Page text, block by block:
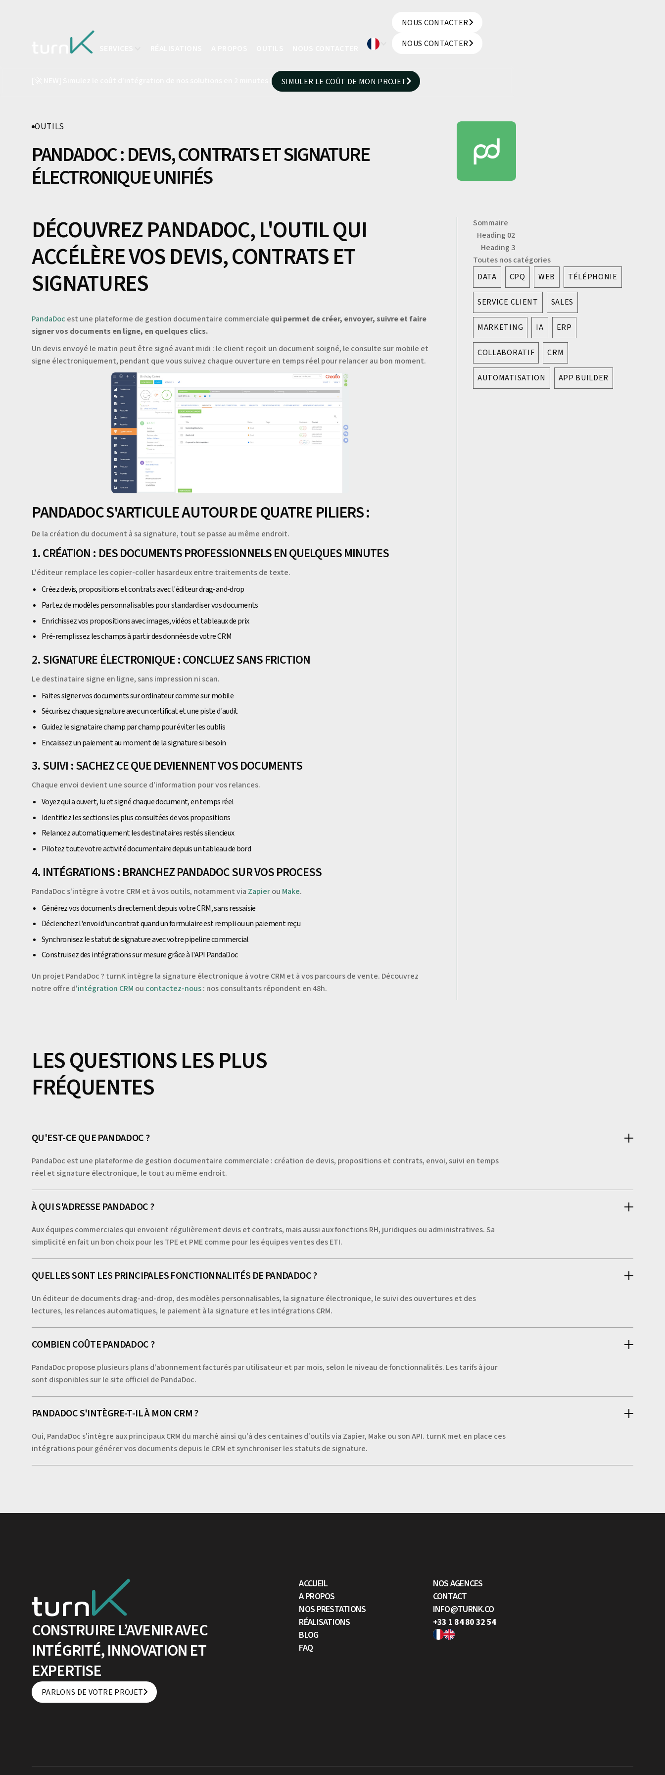
NOUS CONTACTER
NOUS CONTACTER
SIMULER LE COÛT DE MON PROJET
SIMULER LE COÛT DE MON PROJET
OUTILS
PANDADOC : DEVIS, CONTRATS ET SIGNATURE
ÉLECTRONIQUE UNIFIÉS
DÉCOUVREZ PANDADOC, L'OUTIL QUI
ACCÉLÈRE VOS DEVIS, CONTRATS ET
SIGNATURES
PandaDoc est une plateforme de gestion documentaire commerciale qui permet de créer, envoyer, suivre et faire
signer vos documents en ligne, en quelques clics.
Un devis envoyé le matin peut être signé avant midi : le client reçoit un document soigné, le consulte sur mobile et
signe électroniquement, pendant que vous suivez chaque ouverture en temps réel pour relancer au bon moment.
PANDADOC S'ARTICULE AUTOUR DE QUATRE PILIERS :
De la création du document à sa signature, tout se passe au même endroit.
1. CRÉATION : DES DOCUMENTS PROFESSIONNELS EN QUELQUES MINUTES
L'éditeur remplace les copier-coller hasardeux entre traitements de texte.
Créez devis, propositions et contrats avec l'éditeur drag-and-drop
Partez de modèles personnalisables pour standardiser vos documents
Enrichissez vos propositions avec images, vidéos et tableaux de prix
Pré-remplissez les champs à partir des données de votre CRM
2. SIGNATURE ÉLECTRONIQUE : CONCLUEZ SANS FRICTION
Le destinataire signe en ligne, sans impression ni scan.
Faites signer vos documents sur ordinateur comme sur mobile
Sécurisez chaque signature avec un certificat et une piste d'audit
Guidez le signataire champ par champ pour éviter les oublis
Encaissez un paiement au moment de la signature si besoin
3. SUIVI : SACHEZ CE QUE DEVIENNENT VOS DOCUMENTS
Chaque envoi devient une source d'information pour vos relances.
Voyez qui a ouvert, lu et signé chaque document, en temps réel
Identifiez les sections les plus consultées de vos propositions
Relancez automatiquement les destinataires restés silencieux
Pilotez toute votre activité documentaire depuis un tableau de bord
4. INTÉGRATIONS : BRANCHEZ PANDADOC SUR VOS PROCESS
PandaDoc s'intègre à votre CRM et à vos outils, notamment via Zapierou Make.
Générez vos documents directement depuis votre CRM, sans ressaisie
Déclenchez l'envoi d'un contrat quand un formulaire est rempli ou un paiement reçu
Synchronisez le statut de signature avec votre pipeline commercial
Construisez des intégrations sur mesure grâce à l'API PandaDoc
Un projet PandaDoc ? turnK intègre la signature électronique à votre CRM et à vos parcours de vente. Découvrez
notre offre d'intégration CRM ou contactez-nous: nos consultants répondent en 48h.
Sommaire
Heading 02
Heading 3
Toutes nos catégories
DATA
CPQ WEB TÉLÉPHONIE
SERVICE CLIENT SALES
MARKETING IA ERP
COLLABORATIF CRM
AUTOMATISATION APP BUILDER
LES QUESTIONS LES PLUS
FRÉQUENTES
QU'EST-CE QUE PANDADOC ?
PandaDoc est une plateforme de gestion documentaire commerciale : création de devis, propositions et contrats, envoi, suivi en temps
réel et signature électronique, le tout au même endroit.
À QUI S'ADRESSE PANDADOC ?
Aux équipes commerciales qui envoient régulièrement devis et contrats, mais aussi aux fonctions RH, juridiques ou administratives. Sa
simplicité en fait un bon choix pour les TPE et PME comme pour les équipes ventes des ETI.
QUELLES SONT LES PRINCIPALES FONCTIONNALITÉS DE PANDADOC ?
Un éditeur de documents drag-and-drop, des modèles personnalisables, la signature électronique, le suivi des ouvertures et des
lectures, les relances automatiques, le paiement à la signature et les intégrations CRM.
COMBIEN COÛTE PANDADOC ?
PandaDoc propose plusieurs plans d'abonnement facturés par utilisateur et par mois, selon le niveau de fonctionnalités. Les tarifs à jour
sont disponibles sur le site officiel de PandaDoc.
PANDADOC S'INTÈGRE-T-IL À MON CRM ?
Oui, PandaDoc s'intègre aux principaux CRM du marché ainsi qu'à des centaines d'outils via Zapier, Make ou son API. turnK met en place ces
intégrations pour générer vos documents depuis le CRM et synchroniser les statuts de signature.
CONSTRUIRE L’AVENIR AVEC
INTÉGRITÉ, INNOVATION ET
EXPERTISE
PARLONS DE VOTRE PROJET
PARLONS DE VOTRE PROJET
ACCUEIL
A PROPOS
NOS PRESTATIONS
RÉALISATIONS
BLOG
FAQ
NOS AGENCES
CONTACT
INFO@TURNK.CO
+33 1 84 80 32 54